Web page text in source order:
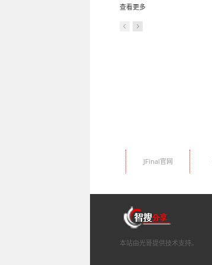
查看更多
JFinal官网
本站由光哥提供技术支持。